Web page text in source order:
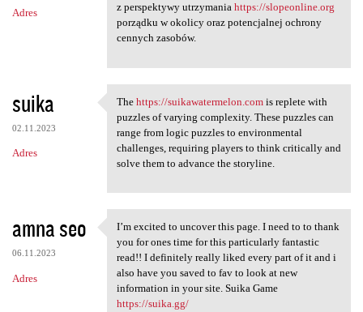
Adres
z perspektywy utrzymania https://slopeonline.org
porządku w okolicy oraz potencjalnej ochrony
cennych zasobów.
suika
02.11.2023
Adres
The https://suikawatermelon
The https://suikawatermelon.comis replete with
puzzles of varying complexity. These puzzles can
range from logic puzzles to environmental
challenges, requiring players to think critically and
solve them to advance the storyline.
amna seo
06.11.2023
Adres
I’m excited to uncover this
I’m excited to uncover this page. I need to to thank
you for ones time for this particularly fantastic
read!! I definitely really liked every part of it and i
also have you saved to fav to look at new
information in your site. Suika Game
https://suika.gg/